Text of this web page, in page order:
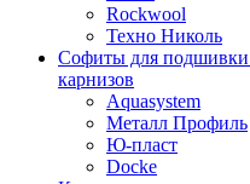
Rockwool
Техно Николь
Софиты для подшивки
карнизов
Aquasystem
Металл Профиль
Ю-пласт
Docke